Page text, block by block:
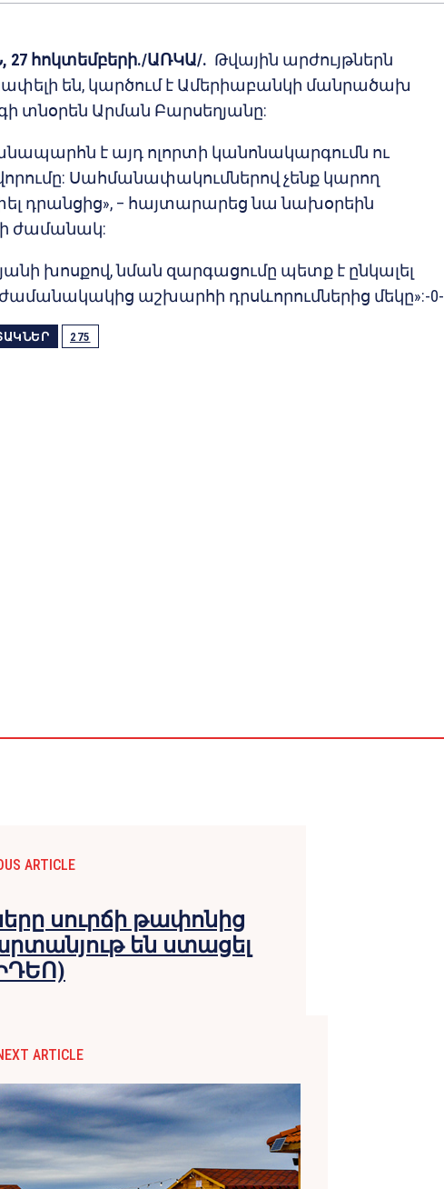
27 հոկտեմբերի./ԱՌԿԱ/. Թվային արժույթներն
են, կարծում է Ամերիաբանկի մանրածախ
տնօրեն Արման Բարսեղյանը:
է այդ ոլորտի կանոնակարգումն ու
Սահմանափակումներով չենք կարող
դրանցից», – հայտարարեց նա նախօրեին
ժամանակ:
խոսքով, նման զարգացումը պետք է ընկալել
աշխարհի դրսևորումներից մեկը»:-0-
275
ARTICLE
սուրճի թափոնից
են ստացել
ARTICLE